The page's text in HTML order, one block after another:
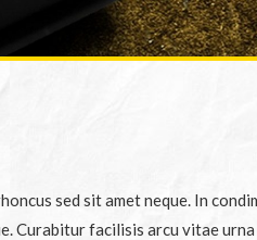
sed sit amet neque. In
Curabitur facilisis arcu vitae